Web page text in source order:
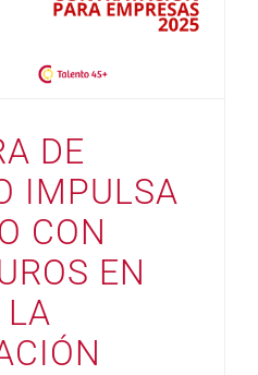
DE
IMPULSA
CON
EN
LA